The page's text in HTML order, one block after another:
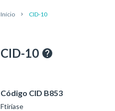
Início CID-10
CID-10
Código CID B853
Ftiríase